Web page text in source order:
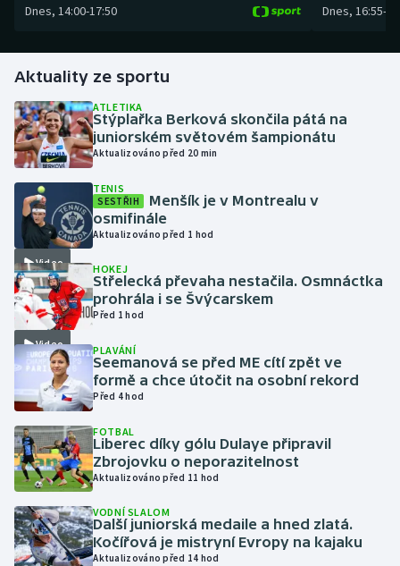
Gymnastika
Házená
Jezdectví
Judo
Krasobruslení
Lezení
Lyže a snowboard
Moderní pětiboj
Motorsport
Olympijské hry
Parasport
Plavání
Dnes, 14:00-17:50 Dnes, 16:55-
Aktuality ze sportu
ATLETIKA
Stýplařka Berková skončila pátá na
juniorském světovém šampionátu
Aktualizováno před 20 min
Video
TENIS
SESTŘIH
Menšík je v Montrealu v
osmifinále
Aktualizováno před 1 hod
Video
HOKEJ
Střelecká převaha nestačila. Osmnáctka
prohrála i se Švýcarskem
Před 1 hod
PLAVÁNÍ
Seemanová se před ME cítí zpět ve
formě a chce útočit na osobní rekord
Před 4 hod
FOTBAL
Liberec díky gólu Dulaye připravil
Zbrojovku o neporazitelnost
Aktualizováno před 11 hod
VODNÍ SLALOM
Další juniorská medaile a hned zlatá.
Kočířová je mistryní Evropy na kajaku
Aktualizováno před 14 hod